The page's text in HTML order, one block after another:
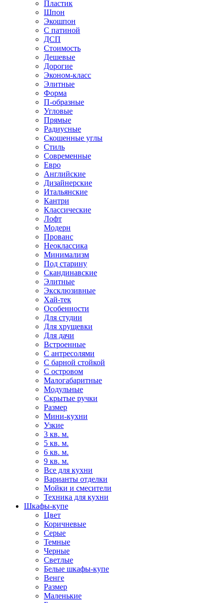
Пластик
Шпон
Экошпон
С патиной
ДСП
Стоимость
Дешевые
Дорогие
Эконом-класс
Элитные
Форма
П-образные
Угловые
Прямые
Радиусные
Скошенные углы
Стиль
Современные
Евро
Английские
Дизайнерские
Итальянские
Кантри
Классические
Лофт
Модерн
Прованс
Неоклассика
Минимализм
Под старину
Скандинавские
Элитные
Эксклюзивные
Хай-тек
Особенности
Для студии
Для хрущевки
Для дачи
Встроенные
С антресолями
С барной стойкой
С островом
Малогабаритные
Модульные
Скрытые ручки
Размер
Мини-кухни
Узкие
3 кв. м.
5 кв. м.
6 кв. м.
9 кв. м.
Все для кухни
Варианты отделки
Мойки и смесители
Техника для кухни
Шкафы-купе
Цвет
Коричневые
Серые
Темные
Черные
Светлые
Белые шкафы-купе
Венге
Размер
Маленькие